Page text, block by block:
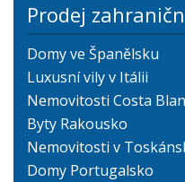
Prodej
Domy ve Španělsku
Luxusní vily v Itálii
Nemovitosti Costa
Byty Rakousko
Nemovitosti v
Domy Portugalsko